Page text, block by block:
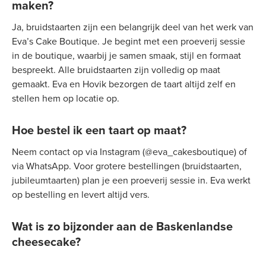
maken?
Ja, bruidstaarten zijn een belangrijk deel van het werk van
Eva’s Cake Boutique. Je begint met een proeverij sessie
in de boutique, waarbij je samen smaak, stijl en formaat
bespreekt. Alle bruidstaarten zijn volledig op maat
gemaakt. Eva en Hovik bezorgen de taart altijd zelf en
stellen hem op locatie op.
Hoe bestel ik een taart op maat?
Neem contact op via Instagram (@eva_cakesboutique) of
via WhatsApp. Voor grotere bestellingen (bruidstaarten,
jubileumtaarten) plan je een proeverij sessie in. Eva werkt
op bestelling en levert altijd vers.
Wat is zo bijzonder aan de Baskenlandse
cheesecake?